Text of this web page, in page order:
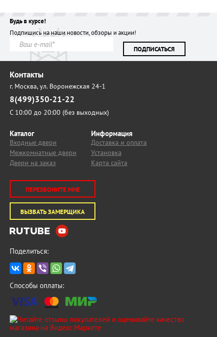
Будь в курсе!
Подпишись на наши новости, обзоры и акции!
ПОДПИСАТЬСЯ
Контакты
г. Москва,ул. Воронежская 24-1
8(499)350-21-22
С 10:00 до 20:00 (без выходных)
Каталог
Входные двери
Межкомнатные двери
Двери на заказ
Информация
Доставка и оплата
Установка
Карта сайта
ПЕРЕЗВОНИТЕ МНЕ
ВЫЗВАТЬ ЗАМЕРЩИКА
Поделиться:
Способы оплаты: